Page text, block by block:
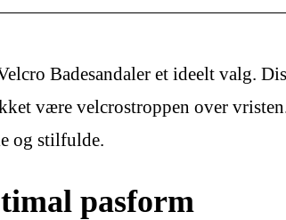
Badesandaler et ideelt valg.
være velcrostroppen over
og stilfulde.
pasform